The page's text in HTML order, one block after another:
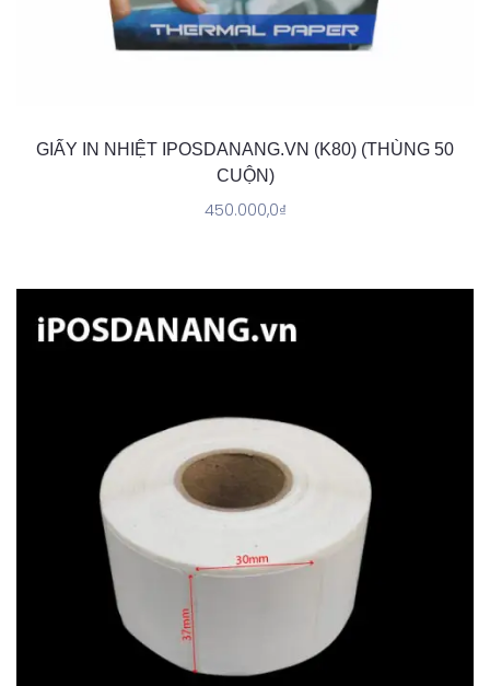
GIẤY IN NHIỆT IPOSDANANG.VN (K80) (THÙNG 50
CUỘN)
450.000,0₫